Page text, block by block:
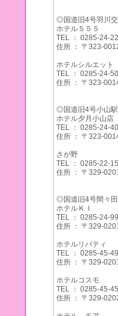
◎国道旧4号羽川
ホテル５５５
TEL ： 0285-24-
住所 ： 〒323-
ホテルシルエット
TEL ： 0285-24-
住所 ： 〒323-
◎国道旧4号小山
ホテル夕月小山店
TEL ： 0285-24-
住所 ： 〒323-
さが野
TEL ： 0285-22-
住所 ： 〒329-
◎国道旧4号間々
ホテルＫＩ
TEL ： 0285-24-
住所 ： 〒329-
ホテルリバティ
TEL ： 0285-45-
住所 ： 〒329-
ホテルコスモ
TEL ： 0285-45-
住所 ： 〒329-